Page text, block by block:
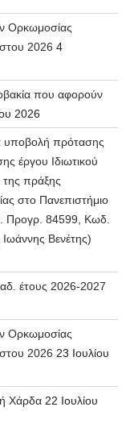
Ορκωμοσίας
2026 4
που αφορούν
2026
υποβολή πρότασης
έργου Ιδιωτικού
της πράξης
στο Πανεπιστήμιο
Προγρ. 84599, Κωδ.
Βενέτης)
έτους 2026-2027
Ορκωμοσίας
2026 23 Ιουλίου
Χάρδα 22 Ιουλίου